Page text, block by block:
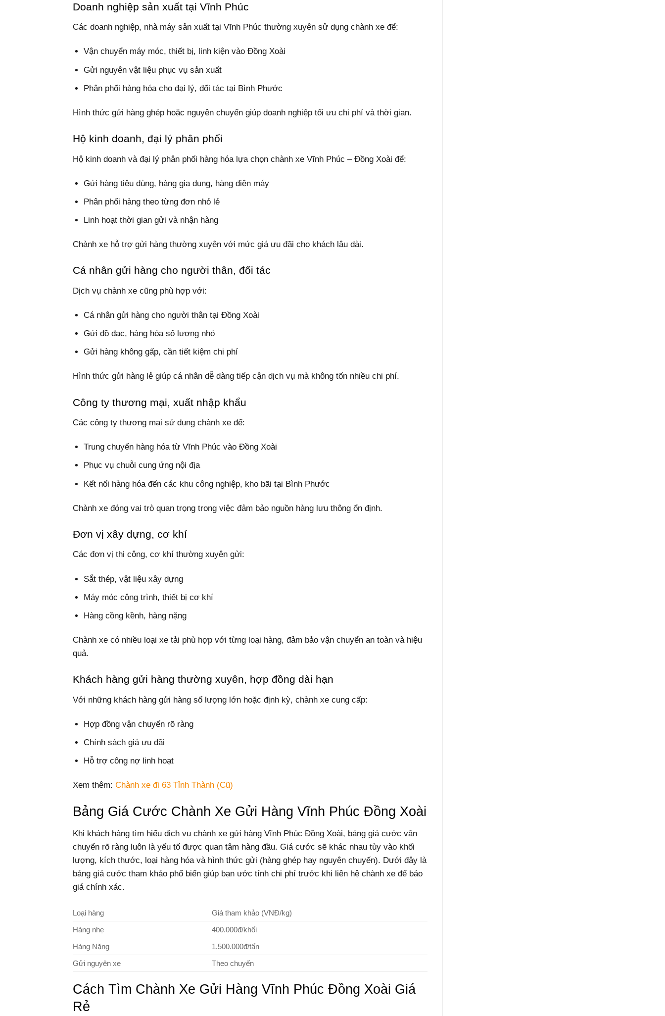
Doanh nghiệp sản xuất tại Vĩnh Phúc
Các doanh nghiệp, nhà máy sản xuất tại Vĩnh Phúc thường xuyên sử dụng chành xe để:
Vận chuyển máy móc, thiết bị, linh kiện vào Đồng Xoài
Gửi nguyên vật liệu phục vụ sản xuất
Phân phối hàng hóa cho đại lý, đối tác tại Bình Phước
Hình thức gửi hàng ghép hoặc nguyên chuyến giúp doanh nghiệp tối ưu chi phí và thời gian.
Hộ kinh doanh, đại lý phân phối
Hộ kinh doanh và đại lý phân phối hàng hóa lựa chọn chành xe Vĩnh Phúc – Đồng Xoài để:
Gửi hàng tiêu dùng, hàng gia dụng, hàng điện máy
Phân phối hàng theo từng đơn nhỏ lẻ
Linh hoạt thời gian gửi và nhận hàng
Chành xe hỗ trợ gửi hàng thường xuyên với mức giá ưu đãi cho khách lâu dài.
Cá nhân gửi hàng cho người thân, đối tác
Dịch vụ chành xe cũng phù hợp với:
Cá nhân gửi hàng cho người thân tại Đồng Xoài
Gửi đồ đạc, hàng hóa số lượng nhỏ
Gửi hàng không gấp, cần tiết kiệm chi phí
Hình thức gửi hàng lẻ giúp cá nhân dễ dàng tiếp cận dịch vụ mà không tốn nhiều chi phí.
Công ty thương mại, xuất nhập khẩu
Các công ty thương mại sử dụng chành xe để:
Trung chuyển hàng hóa từ Vĩnh Phúc vào Đồng Xoài
Phục vụ chuỗi cung ứng nội địa
Kết nối hàng hóa đến các khu công nghiệp, kho bãi tại Bình Phước
Chành xe đóng vai trò quan trọng trong việc đảm bảo nguồn hàng lưu thông ổn định.
Đơn vị xây dựng, cơ khí
Các đơn vị thi công, cơ khí thường xuyên gửi:
Sắt thép, vật liệu xây dựng
Máy móc công trình, thiết bị cơ khí
Hàng cồng kềnh, hàng nặng
Chành xe có nhiều loại xe tải phù hợp với từng loại hàng, đảm bảo vận chuyển an toàn và hiệu
quả.
Khách hàng gửi hàng thường xuyên, hợp đồng dài hạn
Với những khách hàng gửi hàng số lượng lớn hoặc định kỳ, chành xe cung cấp:
Hợp đồng vận chuyển rõ ràng
Chính sách giá ưu đãi
Hỗ trợ công nợ linh hoạt
Xem thêm: Chành xe đi 63 Tỉnh Thành (Cũ)
Bảng Giá Cước Chành Xe Gửi Hàng Vĩnh Phúc Đồng Xoài
Khi khách hàng tìm hiểu dịch vụ chành xe gửi hàng Vĩnh Phúc Đồng Xoài, bảng giá cước vận
chuyển rõ ràng luôn là yếu tố được quan tâm hàng đầu. Giá cước sẽ khác nhau tùy vào khối
lượng, kích thước, loại hàng hóa và hình thức gửi (hàng ghép hay nguyên chuyến). Dưới đây là
bảng giá cước tham khảo phổ biến giúp bạn ước tính chi phí trước khi liên hệ chành xe để báo
giá chính xác.
Loại hàng
Giá tham khảo (VNĐ/kg)
Hàng nhẹ
400.000đ/khối
Hàng Nặng
1.500.000đ/tấn
Gửi nguyên xe
Theo chuyến
Cách Tìm Chành Xe Gửi Hàng Vĩnh Phúc Đồng Xoài Giá
Rẻ